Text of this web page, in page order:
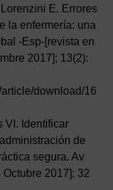
E. Errores
la enfermería: una
-Esp-[revista en
2017]; 13(2):
download/16
VI. Identificar
de
segura. Av
2017]; 32